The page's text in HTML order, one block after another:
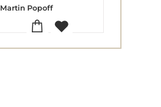
Martin Popoff